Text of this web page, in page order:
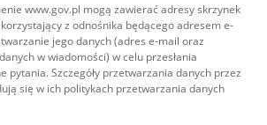
www.gov.pl mogą zawierać adresy skrzynek
z odnośnika będącego adresem e-
jego danych (adres e-mail oraz
w wiadomości) w celu przesłania
pytania. Szczegóły przetwarzania danych przez
się w ich politykach przetwarzania danych